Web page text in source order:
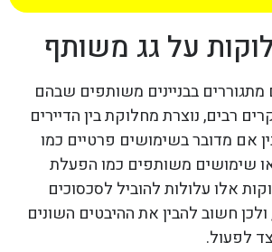
על גג משותף
מתגוררים בבניינים משותפים שבהם
רבים, נוצרת מחלוקת בין הדיירים
אם מדובר בשימושים פרטיים כמו
שימושים משותפים כמו הפעלת
אלו עלולות להוביל לסכסוכים
חשוב להבין את ההיבטים השונים
לפעול.